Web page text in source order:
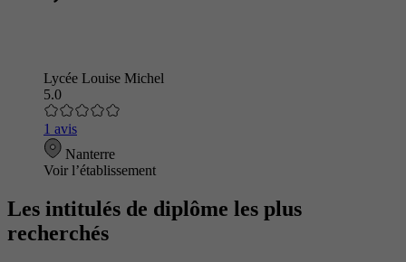
Lycée Louise Michel
5.0
1 avis
Nanterre
Voir l’établissement
Les intitulés de diplôme les plus
recherchés